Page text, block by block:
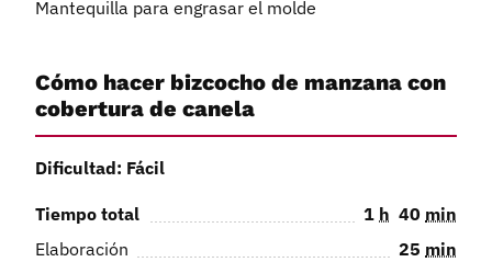
Mantequilla para engrasar el molde
Cómo hacer bizcocho de manzana con
cobertura de canela
Dificultad: Fácil
Tiempo total 1 h 40 min
Elaboración
25 min